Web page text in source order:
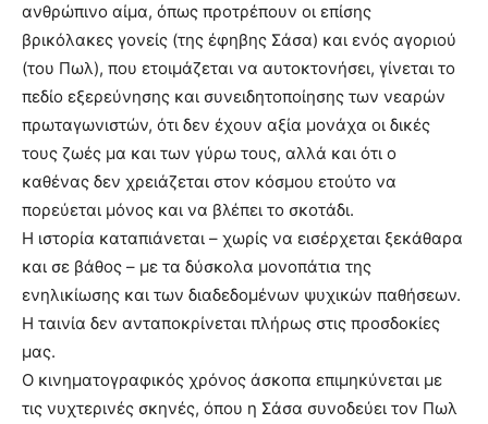
ανθρώπινο αίμα, όπως προτρέπουν οι επίσης
βρικόλακες γονείς (της έφηβης Σάσα) και ενός αγοριού
(του Πωλ), που ετοιμάζεται να αυτοκτονήσει, γίνεται το
πεδίο εξερεύνησης και συνειδητοποίησης των νεαρών
πρωταγωνιστών, ότι δεν έχουν αξία μονάχα οι δικές
τους ζωές μα και των γύρω τους, αλλά και ότι ο
καθένας δεν χρειάζεται στον κόσμου ετούτο να
πορεύεται μόνος και να βλέπει το σκοτάδι.
Η ιστορία καταπιάνεται – χωρίς να εισέρχεται ξεκάθαρα
και σε βάθος – με τα δύσκολα μονοπάτια της
ενηλικίωσης και των διαδεδομένων ψυχικών παθήσεων.
Η ταινία δεν ανταποκρίνεται πλήρως στις προσδοκίες
μας.
Ο κινηματογραφικός χρόνος άσκοπα επιμηκύνεται με
τις νυχτερινές σκηνές, όπου η Σάσα συνοδεύει τον Πωλ